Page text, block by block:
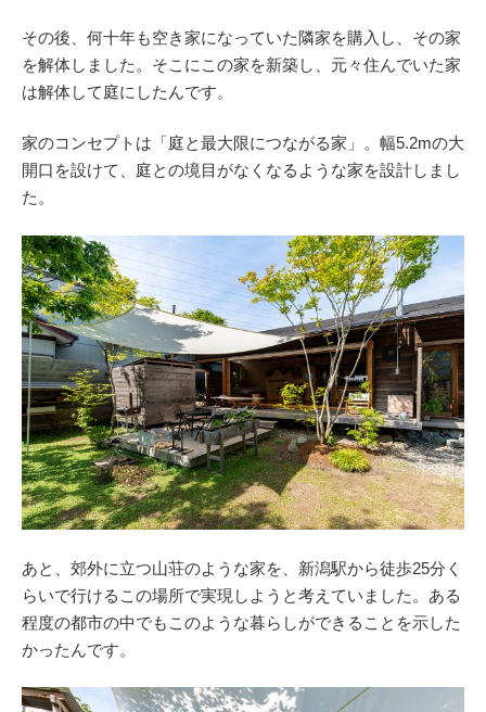
その後、何十年も空き家になっていた隣家を購入し、その家
を解体しました。そこにこの家を新築し、元々住んでいた家
は解体して庭にしたんです。
家のコンセプトは「庭と最大限につながる家」。幅5.2mの大
開口を設けて、庭との境目がなくなるような家を設計しまし
た。
あと、郊外に立つ山荘のような家を、新潟駅から徒歩25分く
らいで行けるこの場所で実現しようと考えていました。ある
程度の都市の中でもこのような暮らしができることを示した
かったんです。